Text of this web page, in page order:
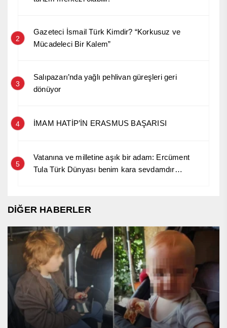
2
Gazeteci İsmail Türk Kimdir? “Korkusuz ve
Mücadeleci Bir Kalem”
3
Salıpazarı’nda yağlı pehlivan güreşleri geri
dönüyor
4 İMAM HATİP’İN ERASMUS BAŞARISI
5
Vatanına ve milletine aşık bir adam: Ercüment
Tula Türk Dünyası benim kara sevdamdır…
DİĞER HABERLER